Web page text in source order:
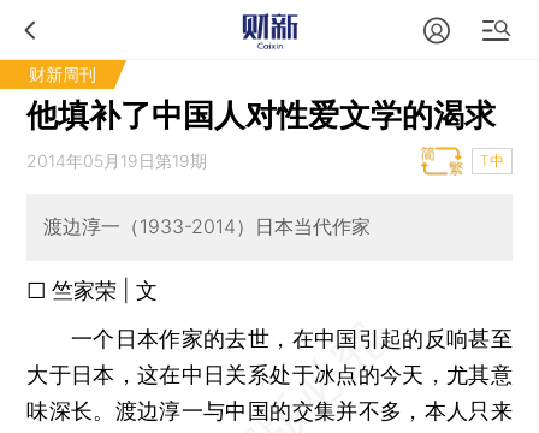
财新周刊
他填补了中国人对性爱文学的渴求
2014年05月19日第19期 T中
渡边淳一（1933-2014）日本当代作家
□ 竺家荣 | 文
一个日本作家的去世，在中国引起的反响甚至
大于日本，这在中日关系处于冰点的今天，尤其意
味深长。渡边淳一与中国的交集并不多，本人只来